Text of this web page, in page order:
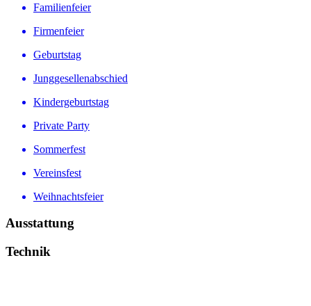
Familienfeier
Firmenfeier
Geburtstag
Junggesellenabschied
Kindergeburtstag
Private Party
Sommerfest
Vereinsfest
Weihnachtsfeier
Ausstattung
Technik